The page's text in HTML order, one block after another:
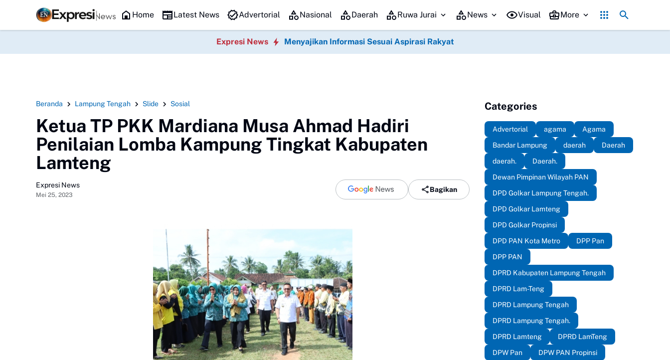
Headline
di lantik , sekaligus Rapat Kerja Daerah (Rakerda) Tahun 2026 di Gedung Sesat Kota Pemerintah Kota Metro Kepala Dinas, Perumahan, Kawasan Permukiman Pertanahan dan Cipta Karya (
Home Latest News Advertorial Nasional Daerah Ruwa Jurai News Visual More
Expresi News Menyajikan Informasi Sesuai Aspirasi Rakyat
Beranda Lampung Tengah Slide Sosial
Ketua TP PKK Mardiana Musa Ahmad Hadiri
Penilaian Lomba Kampung Tingkat Kabupaten
Lamteng
Expresi News
Mei 25, 2023
Bagikan
Categories
Advertorial agama
Agama
Bandar Lampung
daerah
Daerah
daerah.
Daerah.
Dewan Pimpinan Wilayah PAN
DPD Golkar Lampung Tengah.
DPD Golkar Lamteng
DPD Golkar Propinsi
DPD PAN Kota Metro
DPP Pan
DPP PAN
DPRD Kabupaten Lampung Tengah
DPRD Lam-Teng
DPRD Lampung Tengah
DPRD Lampung Tengah.
DPRD Lamteng
DPRD LamTeng
DPW Pan
DPW PAN Propinsi